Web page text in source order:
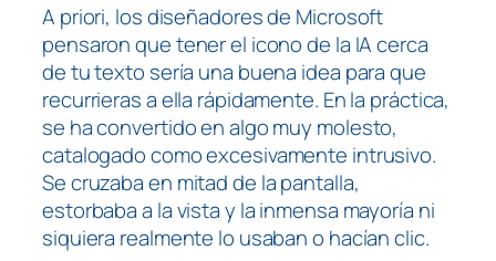
A priori, los diseñadores de Microsoft
pensaron que tener el icono de la IA cerca
de tu texto sería una buena idea para que
recurrieras a ella rápidamente. En la práctica,
se ha convertido en algo muy molesto,
catalogado como excesivamente intrusivo.
Se cruzaba en mitad de la pantalla,
estorbaba a la vista y la inmensa mayoría ni
siquiera realmente lo usaban o hacían clic.